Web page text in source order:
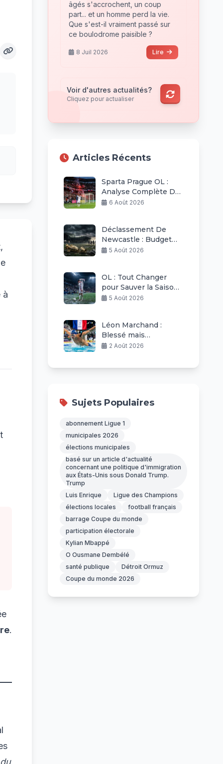
à
.
âgés s'accrochent, un coup
part... et un homme perd la vie.
Que s'est-il vraiment passé sur
ce boulodrome paisible ?
8 Juil 2026 Lire
Voir d'autres actualités?
Cliquez pour actualiser
Articles Récents
Sparta Prague OL :
Analyse Complète De
La Défaite Lyonnaise
6 Août 2026
Déclassement De
Newcastle : Budget
Raboté Et Ambitions
5 Août 2026
OL : Tout Changer
pour Sauver la Saison
Européenne Après
5 Août 2026
Léon Marchand :
Blessé mais
Ambitieux aux
2 Août 2026
Sujets Populaires
abonnement Ligue 1
municipales 2026
élections municipales
basé sur un article d'actualité
concernant une politique d'immigration
aux États-Unis sous Donald Trump.
Trump
Luis Enrique
Ligue des Champions
élections locales
football français
barrage Coupe du monde
participation électorale
Kylian Mbappé
O Ousmane Dembélé
santé publique
Détroit Ormuz
Coupe du monde 2026